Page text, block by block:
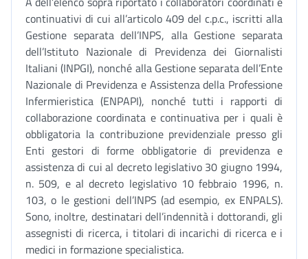
continuativi di cui all’articolo 409 del c.p.c., iscritti alla
Gestione separata dell’INPS, alla Gestione separata
dell’Istituto Nazionale di Previdenza dei Giornalisti
Italiani (INPGI), nonché alla Gestione separata dell’Ente
Nazionale di Previdenza e Assistenza della Professione
Infermieristica (ENPAPI), nonché tutti i rapporti di
collaborazione coordinata e continuativa per i quali è
obbligatoria la contribuzione previdenziale presso gli
Enti gestori di forme obbligatorie di previdenza e
assistenza di cui al decreto legislativo 30 giugno 1994,
n. 509, e al decreto legislativo 10 febbraio 1996, n.
103, o le gestioni dell’INPS (ad esempio, ex ENPALS).
Sono, inoltre, destinatari dell’indennità i dottorandi, gli
assegnisti di ricerca, i titolari di incarichi di ricerca e i
medici in formazione specialistica.